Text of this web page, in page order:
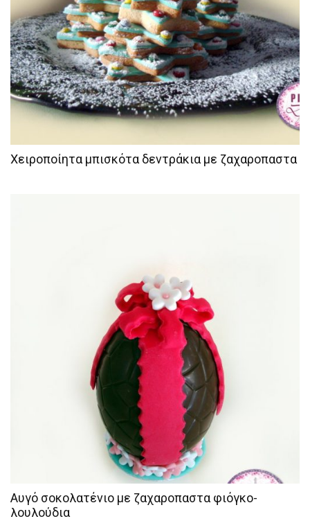
Χειροποίητα μπισκότα δεντράκια με ζαχαροπαστα
Αυγό σοκολατένιο με ζαχαροπαστα φιόγκο-
λουλούδια